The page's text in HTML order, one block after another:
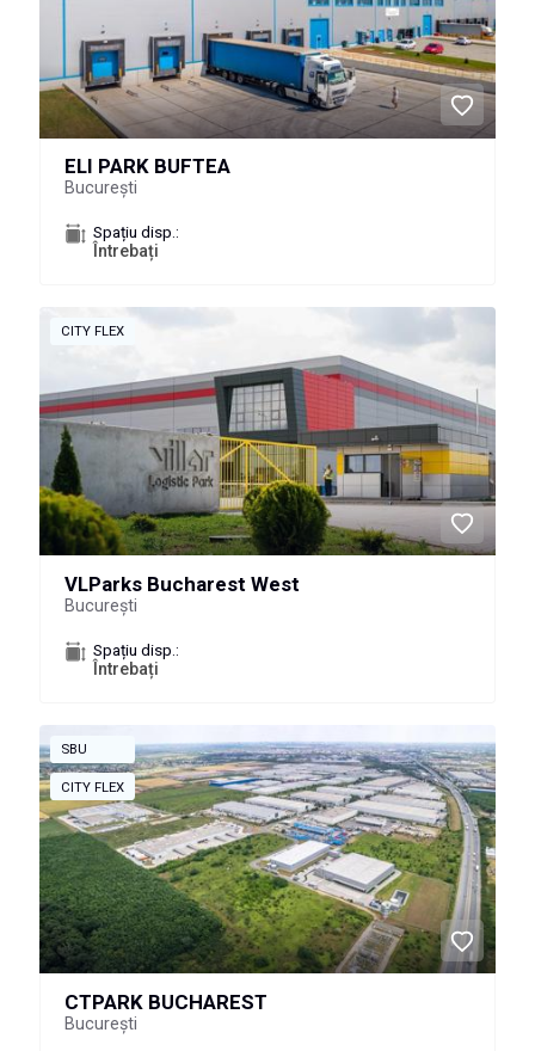
ELI PARK BUFTEA
București
Spațiu disp.:
Întrebați
CITY FLEX
VLParks Bucharest West
București
Spațiu disp.:
Întrebați
SBU
CITY FLEX
CTPARK BUCHAREST
București